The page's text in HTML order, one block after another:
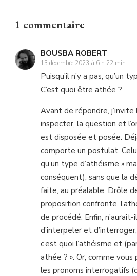
1 commentaire
BOUSBA ROBERT
13 décembre 2023 à 6 h 22 min
Puisqu’il n’y a pas, qu’un
C’est quoi être athée ?
Avant de répondre, j’invite
inspecter, la question et
est disposée et posée.
comporte un postulat.
qu’un type d’athéisme »
conséquent), sans que la
faite, au préalable. Drôle
proposition confronte,
de procédé. Enfin,
d’interpeler et
c’est quoi l’athéisme et
athée ? ». Or, comme
les pronoms interrogatifs